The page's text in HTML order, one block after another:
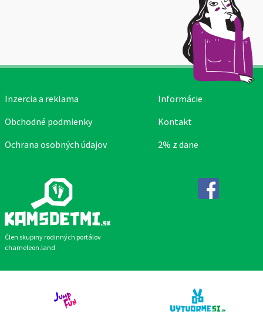
Člen skupiny rodinných portálov
chameleon.land
Inzercia a reklama
Obchodné podmienky
Ochrana osobných údajov
Informácie
Kontakt
2% z dane